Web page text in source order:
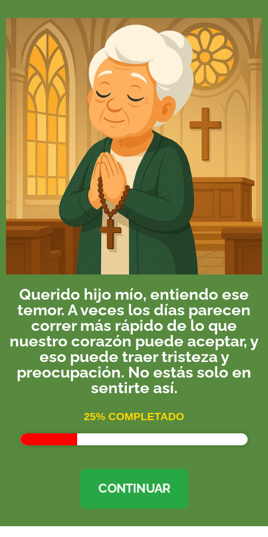
Querido hijo mío, entiendo ese
temor. A veces los días parecen
correr más rápido de lo que
nuestro corazón puede aceptar, y
eso puede traer tristeza y
preocupación. No estás solo en
sentirte así.
25% COMPLETADO
CONTINUAR